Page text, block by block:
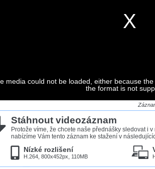
Stahování záznamů
ve formátu, který není vhodný pro stahování,
proto je ke stažení nenabízíme.
media could not be loaded, either because
the format is not
Stáhnout videozáznam
Protože víme, že chcete naše přednášky sledovat i
nabízíme Vám tento záznam ke stažení v
Nízké rozlišení
H.264, 800x452px, 110MB